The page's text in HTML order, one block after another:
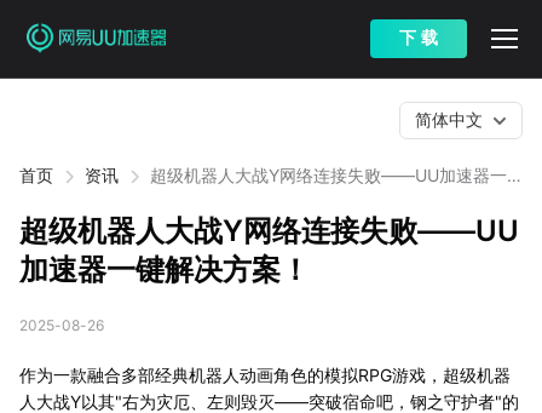
下 载
首页 资讯
超级机器人大战Y网络连接失败——UU加速器一
简体中文
超级机器人大战Y网络连接失败——UU
加速器一键解决方案！
2025-08-26
作为一款融合多部经典机器人动画角色的模拟RPG游戏，超级机器
人大战Y以其"右为灾厄、左则毁灭——突破宿命吧，钢之守护者"的